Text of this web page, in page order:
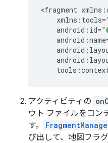
<fragment xmlns :
xmlns : tools=
android : id=
android :name
android :
android :
tools :
アクティビティの
ウト ファイルをコン
す。
び出して、地図フラ